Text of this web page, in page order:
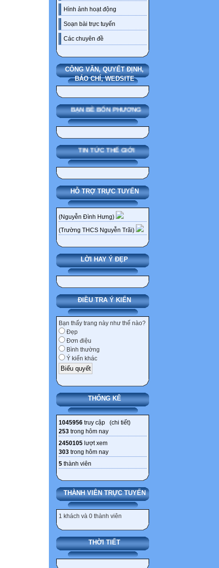
Hình ảnh hoạt động
Soạn bài trực tuyến
Các chuyên đề
CÔNG VĂN, QUYẾT ĐỊNH,
BÁO CHÍ, WEDSITE
BẠN BÈ BỐN PHƯƠNG
TIN TỨC THẾ GIỚI
HỖ TRỢ TRỰC TUYẾN
(Nguyễn Đình Hưng)
(Trường THCS Nguyễn Trãi)
LỜI HAY Ý ĐẸP
ĐIỀU TRA Ý KIẾN
Bạn thấy trang này như thế nào?
Đẹp
Đơn điệu
Bình thường
Ý kiến khác
THỐNG KÊ
1045956 truy cập (chi tiết)
253 trong hôm nay
2450105 lượt xem
303 trong hôm nay
5 thành viên
THÀNH VIÊN TRỰC TUYẾN
1 khách và 0 thành viên
THỜI TIẾT